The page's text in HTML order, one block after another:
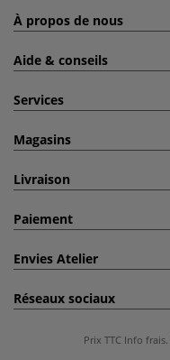
À propos de nous
Aide & conseils
Services
Magasins
Livraison
Paiement
Envies Atelier
Réseaux sociaux
Prix TTC Info frais.